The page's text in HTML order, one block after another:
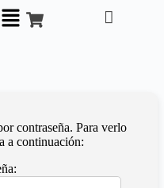
contraseña. Para verlo
a continuación: